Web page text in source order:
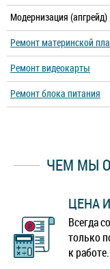
Модернизация (апгрейд)
Ремонт материнской
Ремонт видеокарты
Ремонт блока питания
ЧЕМ МЫ
ЦЕНА
Всегда
только
к